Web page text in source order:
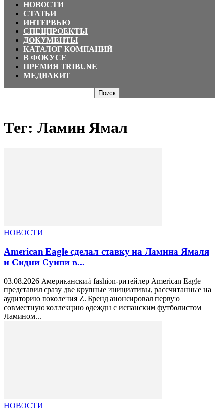
НОВОСТИ
СТАТЬИ
ИНТЕРВЬЮ
СПЕЦПРОЕКТЫ
ДОКУМЕНТЫ
КАТАЛОГ КОМПАНИЙ
В ФОКУСЕ
ПРЕМИЯ TRIBUNE
МЕДИАКИТ
Тег: Ламин Ямал
НОВОСТИ
American Eagle сделал ставку на Ламина Ямаля
и Сидни Суини в...
03.08.2026 Американский fashion-ритейлер American Eagle
представил сразу две крупные инициативы, рассчитанные на
аудиторию поколения Z. Бренд анонсировал первую
совместную коллекцию одежды с испанским футболистом
Ламином...
НОВОСТИ